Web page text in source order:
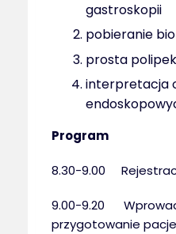
gastroskopii
pobieranie
prosta
interpretacja
Program
8.30-9.00
9.00-9.20
przygotowanie